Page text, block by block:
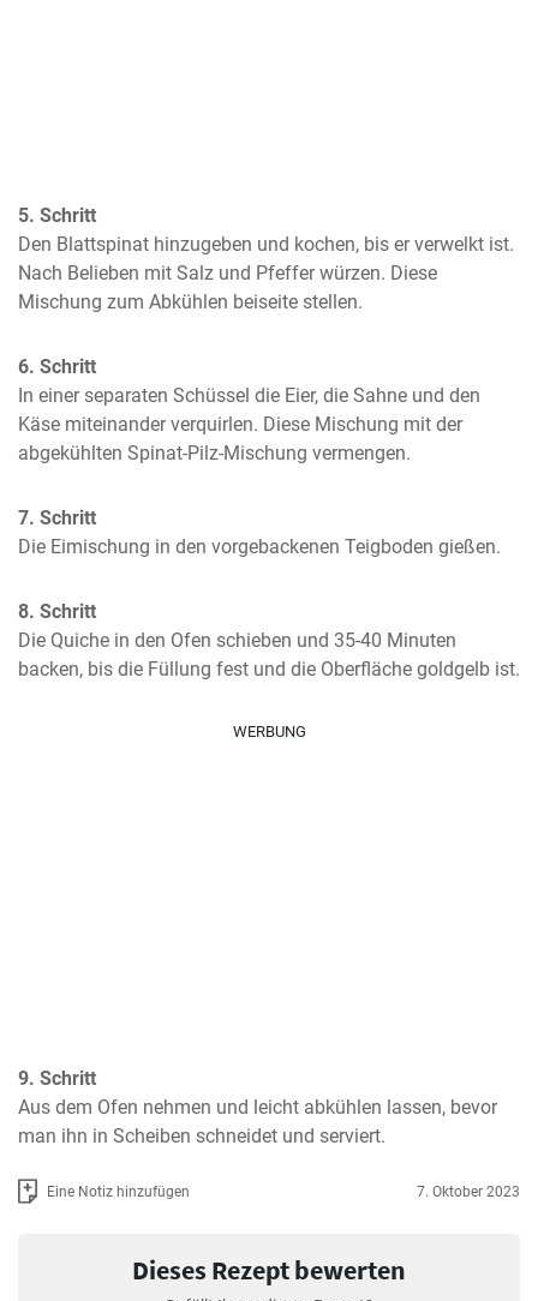
5. Schritt
Den Blattspinat hinzugeben und kochen, bis er verwelkt ist.
Nach Belieben mit Salz und Pfeffer würzen. Diese
Mischung zum Abkühlen beiseite stellen.
6. Schritt
In einer separaten Schüssel die Eier, die Sahne und den
Käse miteinander verquirlen. Diese Mischung mit der
abgekühlten Spinat-Pilz-Mischung vermengen.
7. Schritt
Die Eimischung in den vorgebackenen Teigboden gießen.
8. Schritt
Die Quiche in den Ofen schieben und 35-40 Minuten
backen, bis die Füllung fest und die Oberfläche goldgelb ist.
WERBUNG
9. Schritt
Aus dem Ofen nehmen und leicht abkühlen lassen, bevor
man ihn in Scheiben schneidet und serviert.
Eine Notiz hinzufügen 7. Oktober 2023
Dieses Rezept bewerten